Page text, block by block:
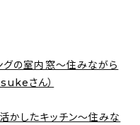
グの室内窓～住みながら
さん）
かしたキッチン～住みな